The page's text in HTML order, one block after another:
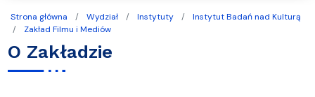
Strona główna Wydział Instytuty
Instytut Badań nad Kulturą
Zakład Filmu i Mediów
O Zakładzie